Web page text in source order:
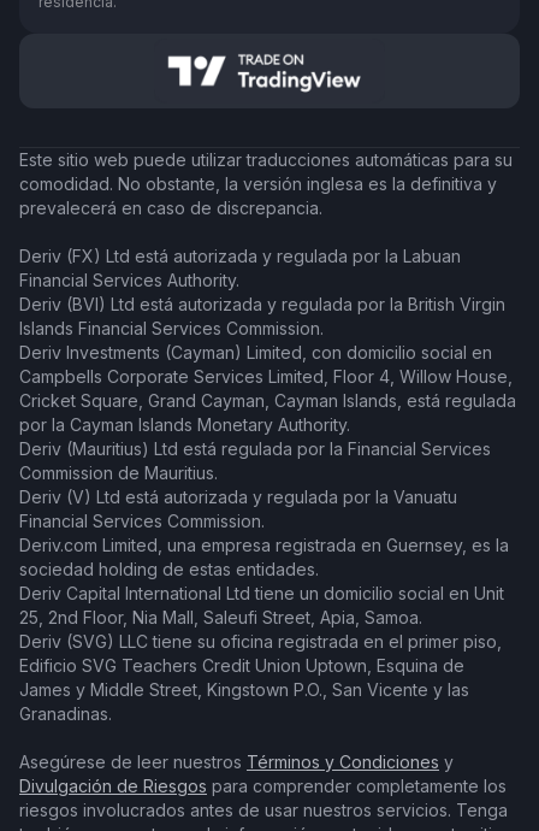
Este sitio web puede utilizar traducciones automáticas para su
comodidad. No obstante, la versión inglesa es la definitiva y
prevalecerá en caso de discrepancia.
Deriv (FX) Ltd está autorizada y regulada por la Labuan
Financial Services Authority.
Deriv (BVI) Ltd está autorizada y regulada por la British Virgin
Islands Financial Services Commission.
Deriv Investments (Cayman) Limited, con domicilio social en
Campbells Corporate Services Limited, Floor 4, Willow House,
Cricket Square, Grand Cayman, Cayman Islands, está regulada
por la Cayman Islands Monetary Authority.
Deriv (Mauritius) Ltd está regulada por la Financial Services
Commission de Mauritius.
Deriv (V) Ltd está autorizada y regulada por la Vanuatu
Financial Services Commission.
Deriv.com Limited, una empresa registrada en Guernsey, es la
sociedad holding de estas entidades.
Deriv Capital International Ltd tiene un domicilio social en Unit
25, 2nd Floor, Nia Mall, Saleufi Street, Apia, Samoa.
Deriv (SVG) LLC tiene su oficina registrada en el primer piso,
Edificio SVG Teachers Credit Union Uptown, Esquina de
James y Middle Street, Kingstown P.O., San Vicente y las
Granadinas.
Asegúrese de leer nuestros Términos y Condiciones y
Divulgación de Riesgos para comprender completamente los
riesgos involucrados antes de usar nuestros servicios. Tenga